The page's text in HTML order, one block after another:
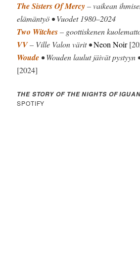
The Sisters Of Mercy– vaikean
elämäntyö • Vuodet 1980–2024
Two Witches– goottiskenen
VV– Ville Valon värit •Neon Noir
Woude • Wouden laulut jäivät pystyyn
[2024]
THE STORY OF THE NIGHTS OF
SPOTIFY